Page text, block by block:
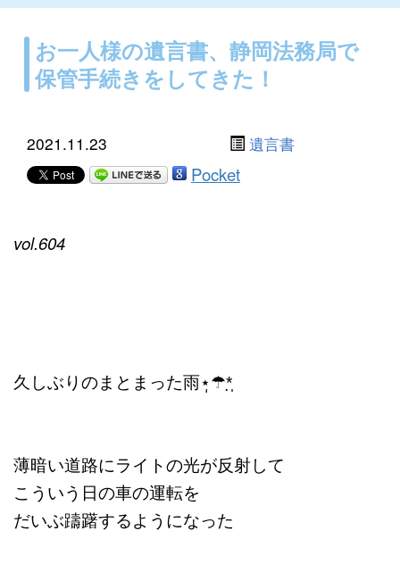
お一人様の遺言書、静岡法務局で
保管手続きをしてきた！
2021.11.23 遺言書
Pocket
vol.604
久しぶりのまとまった雨⋆̩☂︎*̣̩
薄暗い道路にライトの光が反射して
こういう日の車の運転を
だいぶ躊躇するようになった